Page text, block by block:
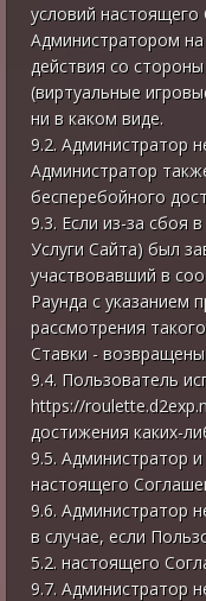
условий
Администратором
действия со
(виртуальные
ни в каком виде.
9.2. Администратор
Администратор
бесперебойного
9.3. Если из-за сбоя
Услуги Сайта) был
участвовавший в
Раунда с указанием
рассмотрения
Ставки -
9.4. Пользователь
https://
достижения каких-
9.5. Администратор
настоящего
9.6. Администратор
в случае, если
5.2. настоящего
9.7. Администратор